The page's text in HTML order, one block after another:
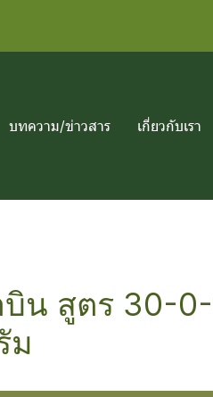
บทความ/ข่าวสาร เกี่ยวกับเรา
บิน สูตร 30-
ม